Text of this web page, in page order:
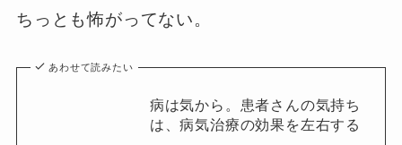
ちっとも怖がってない。
あわせて読みたい
病は気から。患者さんの気持ち
は、病気治療の効果を左右する